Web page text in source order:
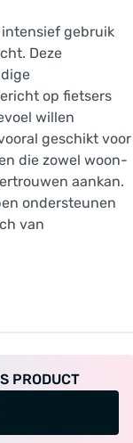
gebruik
Deze
op fietsers
willen
geschikt voor
die zowel woon-
aankan.
ondersteunen
van
PRODUCT